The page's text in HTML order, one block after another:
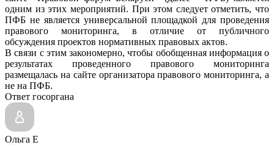
одним из этих мероприятий. При этом следует отметить, что
ПФБ не является универсальной площадкой для проведения
правового мониторинга, в отличие от публичного
обсуждения проектов нормативных правовых актов.
В связи с этим закономерно, чтобы обобщенная информация о
результатах проведенного правового мониторинга
размещалась на сайте организатора правового мониторинга, а
не на ПФБ.
Ответ госоргана
Ольга Е